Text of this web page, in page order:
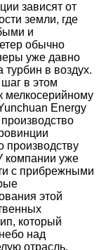
зависят от
земли, где
и
обычно
уже давно
в воздух.
в этом
мелкосерийному
Energy
производству
компании уже
с прибрежными
этой
который
над
отрасль.